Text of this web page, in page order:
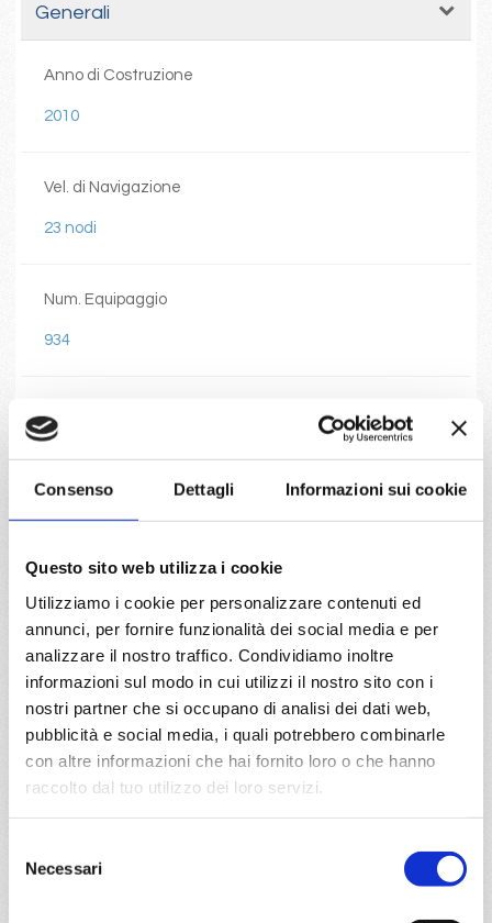
Consenso Dettagli Informazioni sui cookie
Questo sito web utilizza i cookie
Utilizziamo i cookie per personalizzare contenuti ed
annunci, per fornire funzionalità dei social media e per
analizzare il nostro traffico. Condividiamo inoltre
informazioni sul modo in cui utilizzi il nostro sito con i
nostri partner che si occupano di analisi dei dati web,
pubblicità e social media, i quali potrebbero combinarle
con altre informazioni che hai fornito loro o che hanno
raccolto dal tuo utilizzo dei loro servizi.
delNecessari
Generali
Anno di Costruzione
2010
Vel. di Navigazione
23 nodi
Num. Equipaggio
934
Num. Passeggeri
Num. Ponti
17
Num. Cabine
1130
92600 tn.
Lunghezza